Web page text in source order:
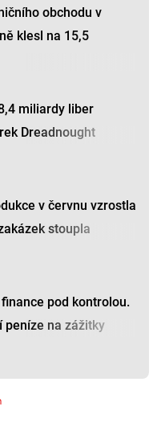
obchodu v
klesl na 15,5
miliardy liber
Dreadnought
v červnu vzrostla
stoupla
pod kontrolou.
peníze na zážitky